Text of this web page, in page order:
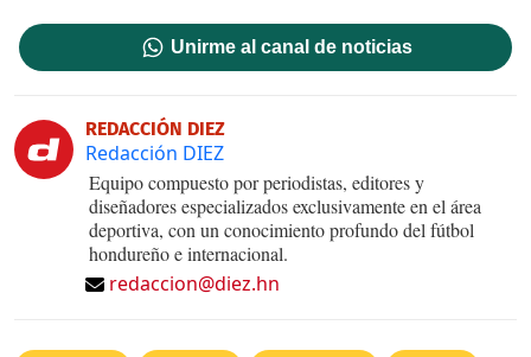
Unirme al canal de noticias
REDACCIÓN DIEZ
Redacción DIEZ
Equipo compuesto por periodistas, editores y
diseñadores especializados exclusivamente en el área
deportiva, con un conocimiento profundo del fútbol
hondureño e internacional.
redaccion@diez.hn